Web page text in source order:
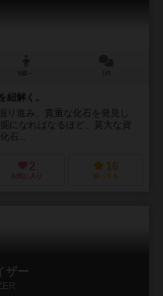
紐解く。
進み、貴重な化石を発見し
になればなるほど、莫大な資
石...
2
お気に入り
16
持ってる
ザー